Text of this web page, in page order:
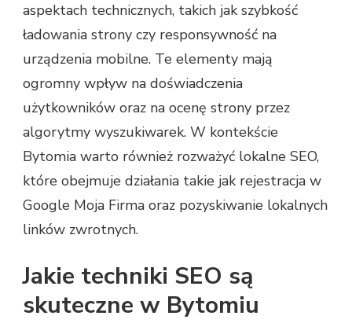
aspektach technicznych, takich jak szybkość
ładowania strony czy responsywność na
urządzenia mobilne. Te elementy mają
ogromny wpływ na doświadczenia
użytkowników oraz na ocenę strony przez
algorytmy wyszukiwarek. W kontekście
Bytomia warto również rozważyć lokalne SEO,
które obejmuje działania takie jak rejestracja w
Google Moja Firma oraz pozyskiwanie lokalnych
linków zwrotnych.
Jakie techniki SEO są
skuteczne w Bytomiu